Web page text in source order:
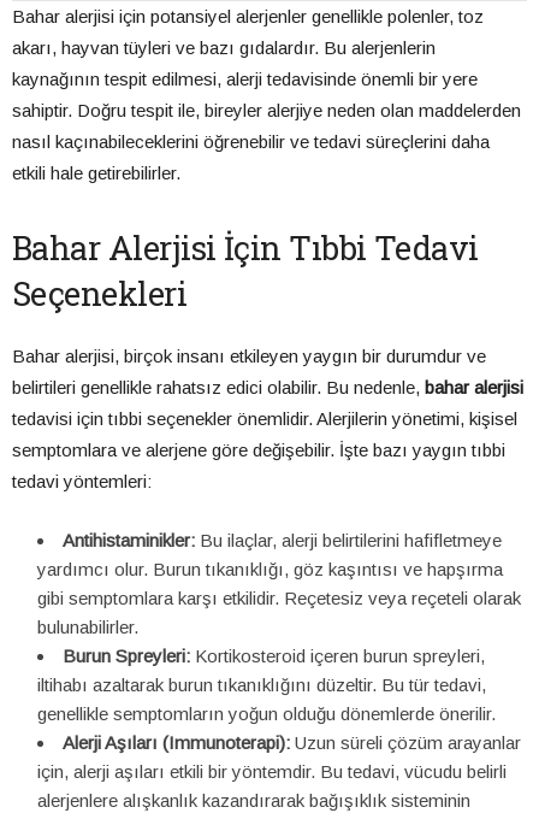
Bahar alerjisi için potansiyel alerjenler genellikle polenler, toz
akarı, hayvan tüyleri ve bazı gıdalardır. Bu alerjenlerin
kaynağının tespit edilmesi, alerji tedavisinde önemli bir yere
sahiptir. Doğru tespit ile, bireyler alerjiye neden olan maddelerden
nasıl kaçınabileceklerini öğrenebilir ve tedavi süreçlerini daha
etkili hale getirebilirler.
Bahar Alerjisi İçin Tıbbi Tedavi
Seçenekleri
Bahar alerjisi, birçok insanı etkileyen yaygın bir durumdur ve
belirtileri genellikle rahatsız edici olabilir. Bu nedenle, bahar alerjisi
tedavisi için tıbbi seçenekler önemlidir. Alerjilerin yönetimi, kişisel
semptomlara ve alerjene göre değişebilir. İşte bazı yaygın tıbbi
tedavi yöntemleri:
Antihistaminikler: Bu ilaçlar, alerji belirtilerini hafifletmeye
yardımcı olur. Burun tıkanıklığı, göz kaşıntısı ve hapşırma
gibi semptomlara karşı etkilidir. Reçetesiz veya reçeteli olarak
bulunabilirler.
Burun Spreyleri: Kortikosteroid içeren burun spreyleri,
iltihabı azaltarak burun tıkanıklığını düzeltir. Bu tür tedavi,
genellikle semptomların yoğun olduğu dönemlerde önerilir.
Alerji Aşıları (Immunoterapi): Uzun süreli çözüm arayanlar
için, alerji aşıları etkili bir yöntemdir. Bu tedavi, vücudu belirli
alerjenlere alışkanlık kazandırarak bağışıklık sisteminin